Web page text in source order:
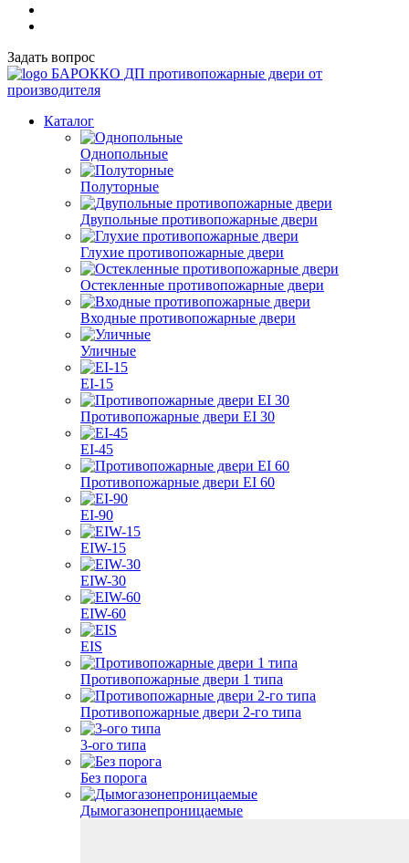
Задать вопрос
БАРОККО ДП противопожарные двери от
производителя
Каталог
Однопольные
Полуторные
Двупольные противопожарные двери
Глухие противопожарные двери
Остекленные противопожарные двери
Входные противопожарные двери
Уличные
EI-15
Противопожарные двери EI 30
EI-45
Противопожарные двери EI 60
EI-90
EIW-15
EIW-30
EIW-60
EIS
Противопожарные двери 1 типа
Противопожарные двери 2-го типа
3-ого типа
Без порога
Дымогазонепроницаемые